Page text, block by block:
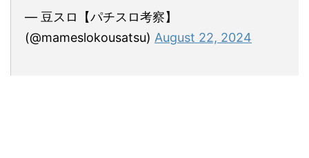
— 豆スロ【パチスロ考察】
(@mameslokousatsu) August 22, 2024